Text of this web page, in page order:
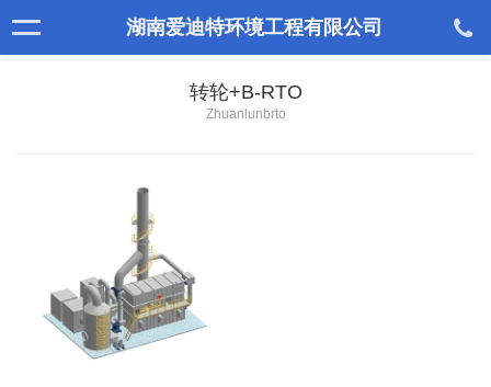
湖南爱迪特环境工程有限公司
转轮+B-RTO
Zhuanlunbrto